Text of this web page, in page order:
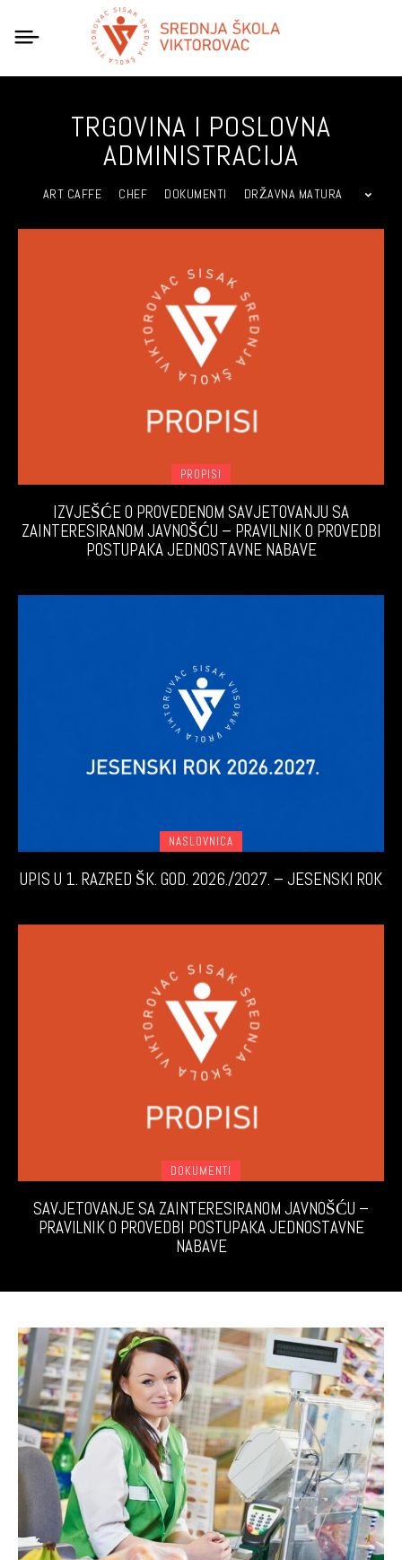
TRGOVINA I POSLOVNA
ADMINISTRACIJA
ART CAFFE CHEF DOKUMENTI DRŽAVNA MATURA
PROPISI
IZVJEŠĆE O PROVEDENOM SAVJETOVANJU SA
ZAINTERESIRANOM JAVNOŠĆU – PRAVILNIK O PROVEDBI
POSTUPAKA JEDNOSTAVNE NABAVE
NASLOVNICA
UPIS U 1. RAZRED ŠK. GOD. 2026./2027. – JESENSKI ROK
DOKUMENTI
SAVJETOVANJE SA ZAINTERESIRANOM JAVNOŠĆU –
PRAVILNIK O PROVEDBI POSTUPAKA JEDNOSTAVNE
NABAVE